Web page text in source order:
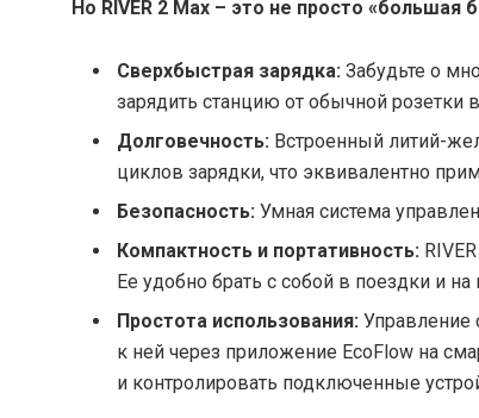
Но RIVER 2 Max – это не просто
Сверхбыстрая зарядка: Забудьте о
зарядить станцию от обычной розетки
Долговечность: Встроенный литий-
циклов зарядки, что эквивалентно
Безопасность: Умная система
Компактность и портативность:
Ее удобно брать с собой в поездки и на
Простота использования: Управление
к ней через приложение EcoFlow на
и контролировать подключенные